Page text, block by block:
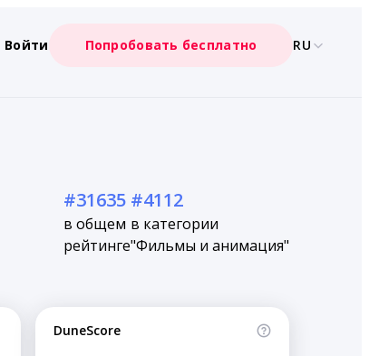
Войти Попробовать бесплатно RU
#31635
в общем
рейтинге
#4112
в категории
"Фильмы и анимация"
DuneScore